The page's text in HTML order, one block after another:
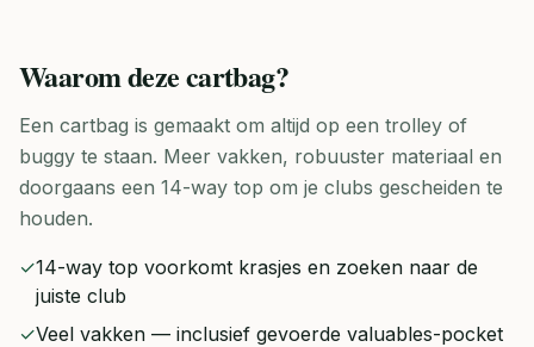
Waarom dezecartbag?
Een cartbag is gemaakt om altijd op een trolley of
buggy te staan. Meer vakken, robuuster materiaal en
doorgaans een 14-way top om je clubs gescheiden te
houden.
✓14-way top voorkomt krasjes en zoeken naar de
juiste club
✓Veel vakken — inclusief gevoerde valuables-pocket